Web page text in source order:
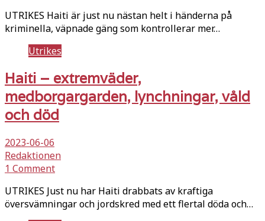
UTRIKES Haiti är just nu nästan helt i händerna på
kriminella, väpnade gäng som kontrollerar mer…
Utrikes
Haiti – extremväder,
medborgargarden, lynchningar, våld
och död
2023-06-06
Redaktionen
1 Comment
UTRIKES Just nu har Haiti drabbats av kraftiga
översvämningar och jordskred med ett flertal döda och…